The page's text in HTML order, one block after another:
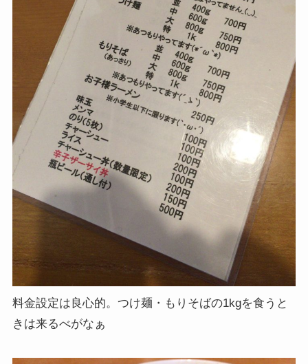
料金設定は良心的。つけ麺・もりそばの1kgを食うと
きは来るべがなぁ